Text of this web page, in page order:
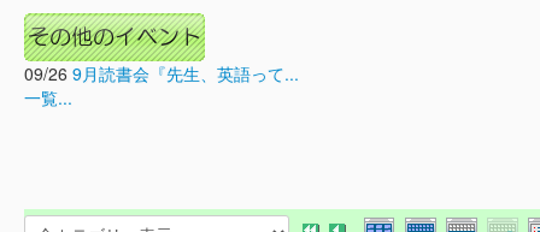
09/26 9月読書会『先生、英語って...
一覧...